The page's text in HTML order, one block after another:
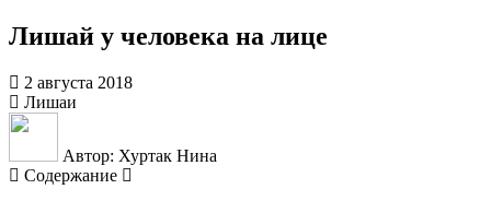
Лишай у человека на лице
2 августа 2018
Лишаи
Автор: Хуртак Нина
Содержание